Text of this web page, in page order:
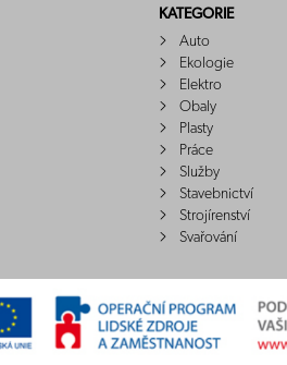
KATEGORIE
Auto
Ekologie
Elektro
Obaly
Plasty
Práce
Služby
Stavebnictví
Strojírenství
Svařování